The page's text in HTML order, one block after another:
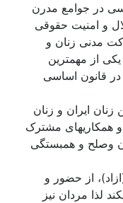
در جوامع مدرن
و امنيت حقوقی
مدنی زنان و
از مهمترين
قانون اساسی
زنان ايران و زنان
همکاريهای مشترک
وصلح و همبستگی
از حضور و
لذا مردان نيز